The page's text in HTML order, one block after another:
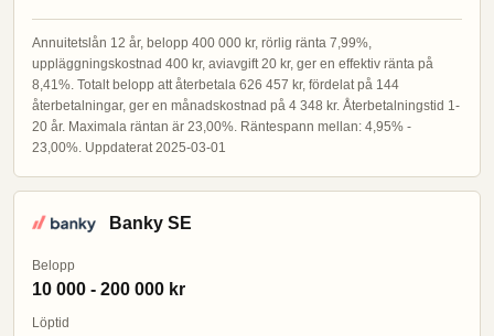
Annuitetslån 12 år, belopp 400 000 kr, rörlig ränta 7,99%,
uppläggningskostnad 400 kr, aviavgift 20 kr, ger en effektiv ränta på
8,41%. Totalt belopp att återbetala 626 457 kr, fördelat på 144
återbetalningar, ger en månadskostnad på 4 348 kr. Återbetalningstid 1-
20 år. Maximala räntan är 23,00%. Räntespann mellan: 4,95% -
23,00%. Uppdaterat 2025-03-01
Banky SE
Belopp
10 000 - 200 000 kr
Löptid